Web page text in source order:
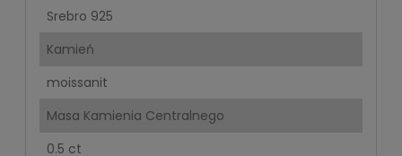
Srebro 925
Kamień
moissanit
Masa Kamienia Centralnego
0.5 ct